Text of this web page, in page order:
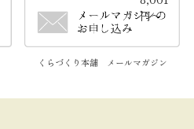
円〜
くらづくり本舗 メールマガジン